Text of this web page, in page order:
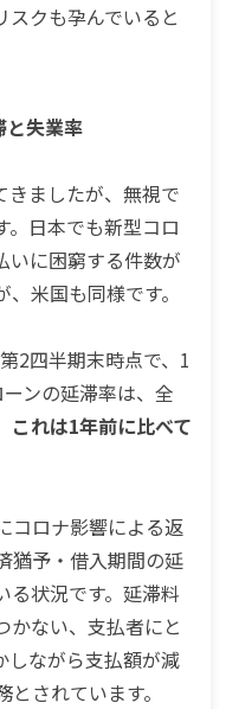
スクも孕んでいると
と失業率
きましたが、無視で
。日本でも新型コロ
いに困窮する件数が
米国も同様です。
2四半期末時点で、1
ンの延滞率は、全
これは1年前に比べて
コロナ影響による返
猶予・借入期間の延
る状況です。延滞料
かない、支払者にと
しながら支払額が減
されています。